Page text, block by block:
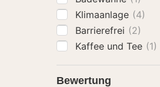
Klimaanlage (4)
Barrierefrei (2)
Kaffee und Tee (1)
Bewertung